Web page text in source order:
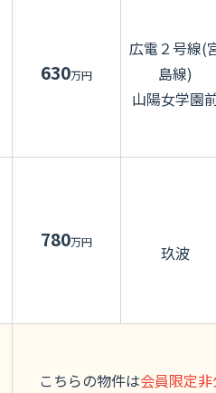
630万円
広電２号線(
島線)
山陽女学園
780万円
玖波
こちらの物件は会員限定